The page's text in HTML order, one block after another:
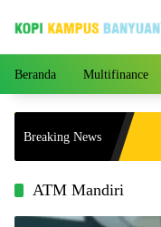
Beranda Multifinance
Breaking News
2026 Mengalami
per Gram!
ATM Mandiri